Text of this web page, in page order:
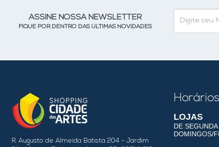
ASSINE NOSSA NEWSLETTER
FIQUE POR DENTRO DAS ÚLTIMAS NOVIDADES
R. Augusto de Almeida Batista 204 - Jardim
Horários
LOJAS
DE
DOMINGOS/